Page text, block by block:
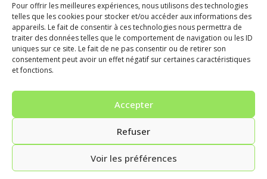
Pour offrir les meilleures expériences, nous utilisons des technologies
telles que les cookies pour stocker et/ou accéder aux informations des
appareils. Le fait de consentir à ces technologies nous permettra de
traiter des données telles que le comportement de navigation ou les ID
uniques sur ce site. Le fait de ne pas consentir ou de retirer son
consentement peut avoir un effet négatif sur certaines caractéristiques
et fonctions.
Accepter
Refuser
Voir les préférences
ZAC SAINT MARTIN 62120 AIRE SUR LA LYS
Agence conseils énergie 2026
Mentions légales
Parlons de votre
Appeler
recontacté